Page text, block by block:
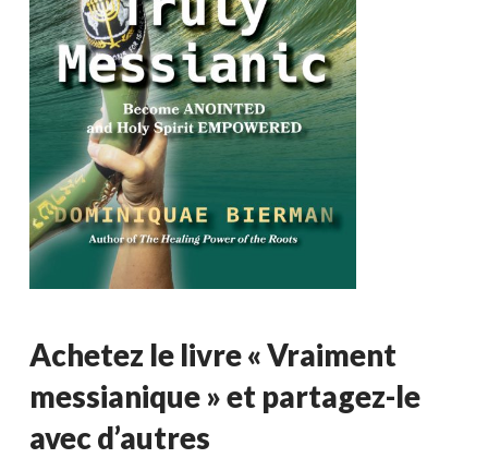
Achetez le livre « Vraiment
messianique » et partagez-le
avec d’autres